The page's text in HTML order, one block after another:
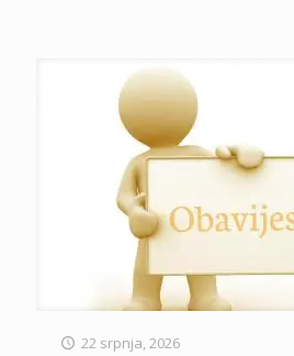
22 srpnja, 2026